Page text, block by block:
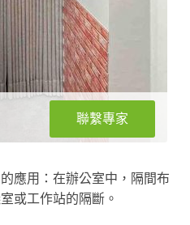
聯繫專家
應用：在辦公室中，隔間布
或工作站的隔斷。